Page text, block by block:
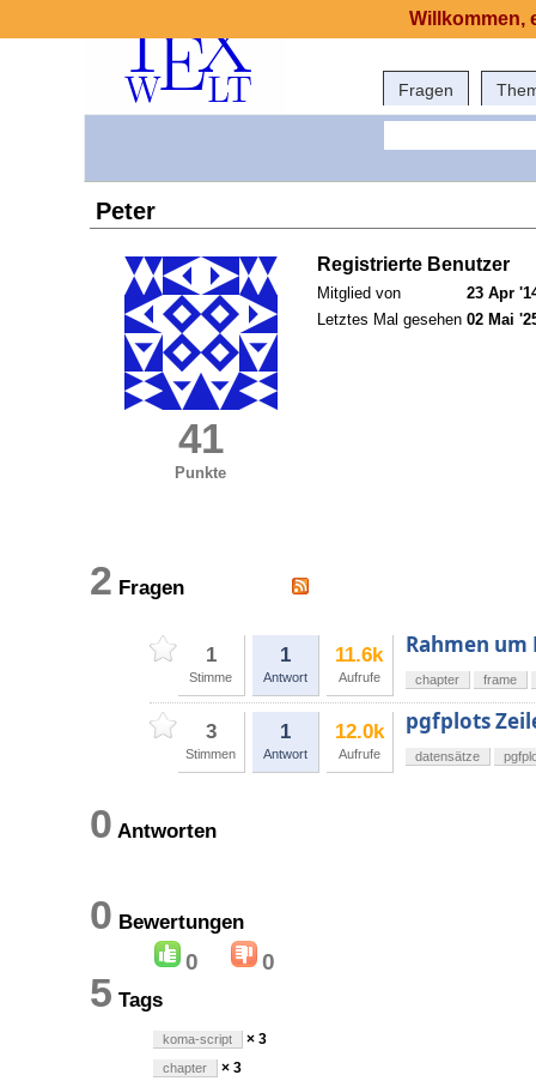
Fragen
Peter
41
Punkte
Registrierte Benutzer
Mitglied von
23 Apr
Letztes Mal gesehen 02 Mai
2 Fragen
1
Stimme
1
Antwort
11.6k
Aufrufe
Rahmen
chapter frame
3
Stimmen
1
Antwort
12.0k
Aufrufe
pgfplots
datensätze
0 Antworten
0 Bewertungen
0 0
5 Tags
koma-script × 3
chapter × 3
Willkommen,